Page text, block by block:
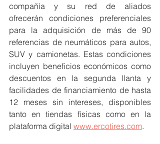
compañía y su red de aliados
ofrecerán condiciones preferenciales
para la adquisición de más de 90
referencias de neumáticos para autos,
SUV y camionetas. Estas condiciones
incluyen beneficios económicos como
descuentos en la segunda llanta y
facilidades de financiamiento de hasta
12 meses sin intereses, disponibles
tanto en tiendas físicas como en la
plataforma digital www.ercotires.com.